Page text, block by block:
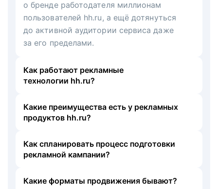
о бренде работодателя миллионам
пользователей hh.ru, а ещё дотянуться
до активной аудитории сервиса даже
за его пределами.
Как работают рекламные
технологии hh.ru?
Какие преимущества есть у рекламных
продуктов hh.ru?
Как спланировать процесс подготовки
рекламной кампании?
Какие форматы продвижения бывают?